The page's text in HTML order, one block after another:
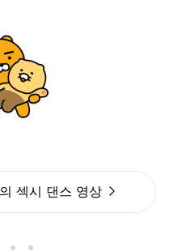
섹시 댄스 영상